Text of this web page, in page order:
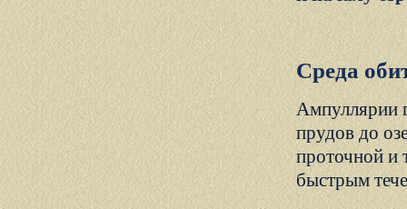
Среда
Ампуллярии
прудов до
проточной и
быстрым